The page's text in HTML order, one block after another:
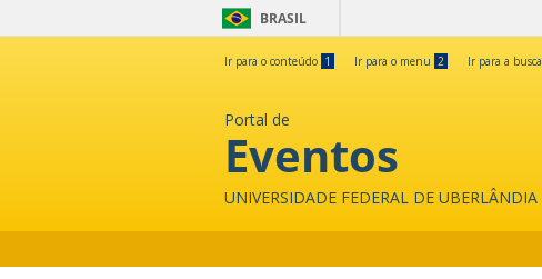
BRASIL
Ir para o conteúdo 1 Ir para o menu 2 Ir para a busca
Portal de
Eventos
UNIVERSIDADE FEDERAL DE UBERLÂNDIA